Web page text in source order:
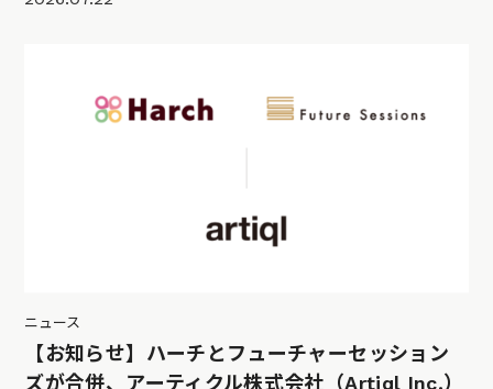
ニュース
【お知らせ】ハーチとフューチャーセッション
ズが合併、アーティクル株式会社（Artiql Inc.）